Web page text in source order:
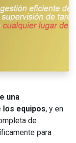
una
los equipos, y en
de
para